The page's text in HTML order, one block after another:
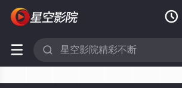

 